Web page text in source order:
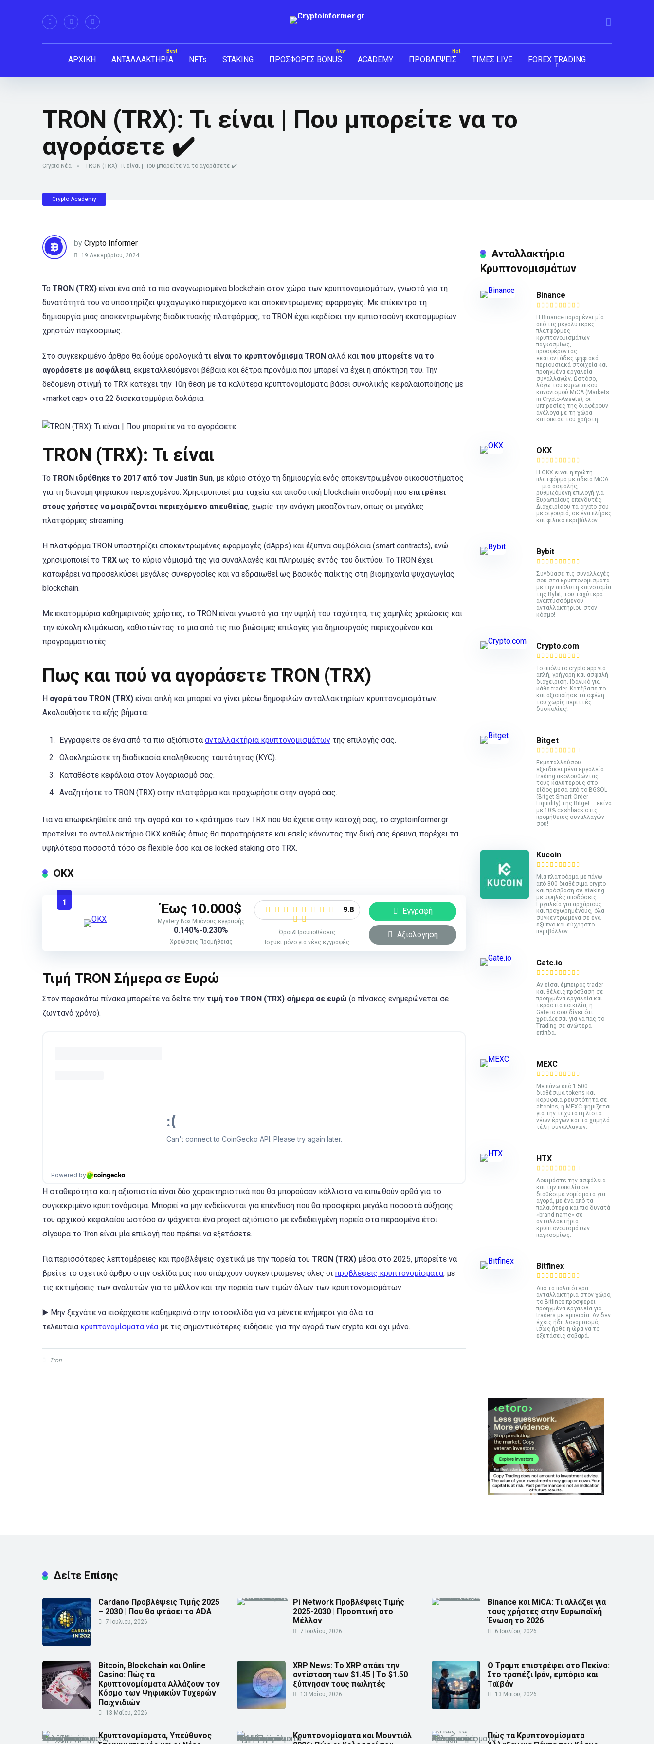
ΑΡΧΙΚΗ ΑΝΤΑΛΛΑΚΤΗΡΙΑ NFTs STAKING ΠΡΟΣΦΟΡΕΣ BONUS ACADEMY ΠΡΟΒΛΕΨΕΙΣ ΤΙΜΕΣ LIVE FOREX TRADING
TRON (TRX): Τι είναι | Που μπορείτε να το
αγοράσετε ✔️
Crypto Νέα » TRON (TRX): Τι είναι | Που μπορείτε να το αγοράσετε ✔️
Crypto Academy
by Crypto Informer
19 Δεκεμβρίου, 2024
Το TRON (TRX) είναι ένα από τα πιο αναγνωρισμένα blockchain στον χώρο των κρυπτονομισμάτων, γνωστό για τη
δυνατότητά του να υποστηρίζει ψυχαγωγικό περιεχόμενο και αποκεντρωμένες εφαρμογές. Με επίκεντρο τη
δημιουργία μιας αποκεντρωμένης διαδικτυακής πλατφόρμας, το TRON έχει κερδίσει την εμπιστοσύνη εκατομμυρίων
χρηστών παγκοσμίως.
Στο συγκεκριμένο άρθρο θα δούμε ορολογικά τι είναι το κρυπτονόμισμα TRON αλλά και που μπορείτε να το
αγοράσετε με ασφάλεια, εκμεταλλευόμενοι βέβαια και έξτρα προνόμια που μπορεί να έχει η απόκτηση του. Την
δεδομένη στιγμή το TRX κατέχει την 10η θέση με τα καλύτερα κρυπτονομίσματα βάσει συνολικής κεφαλαιοποίησης με
«market cap» στα 22 δισεκατομμύρια δολάρια.
TRON (TRX): Τι είναι
Το TRON ιδρύθηκε το 2017 από τον Justin Sun, με κύριο στόχο τη δημιουργία ενός αποκεντρωμένου οικοσυστήματος
για τη διανομή ψηφιακού περιεχομένου. Χρησιμοποιεί μια ταχεία και αποδοτική blockchain υποδομή που επιτρέπει
στους χρήστες να μοιράζονται περιεχόμενο απευθείας, χωρίς την ανάγκη μεσαζόντων, όπως οι μεγάλες
πλατφόρμες streaming.
Η πλατφόρμα TRON υποστηρίζει αποκεντρωμένες εφαρμογές (dApps) και έξυπνα συμβόλαια (smart contracts), ενώ
χρησιμοποιεί το TRX ως το κύριο νόμισμά της για συναλλαγές και πληρωμές εντός του δικτύου. Το TRON έχει
καταφέρει να προσελκύσει μεγάλες συνεργασίες και να εδραιωθεί ως βασικός παίκτης στη βιομηχανία ψυχαγωγίας
blockchain.
Με εκατομμύρια καθημερινούς χρήστες, το TRON είναι γνωστό για την υψηλή του ταχύτητα, τις χαμηλές χρεώσεις και
την εύκολη κλιμάκωση, καθιστώντας το μια από τις πιο βιώσιμες επιλογές για δημιουργούς περιεχομένου και
προγραμματιστές.
Πως και πού να αγοράσετε TRON (TRX)
Η αγορά του TRON (TRX) είναι απλή και μπορεί να γίνει μέσω δημοφιλών ανταλλακτηρίων κρυπτονομισμάτων.
Ακολουθήστε τα εξής βήματα:
Εγγραφείτε σε ένα από τα πιο αξιόπιστα ανταλλακτήρια κρυπτονομισμάτων της επιλογής σας.
Ολοκληρώστε τη διαδικασία επαλήθευσης ταυτότητας (KYC).
Καταθέστε κεφάλαια στον λογαριασμό σας.
Αναζητήστε το TRON (TRX) στην πλατφόρμα και προχωρήστε στην αγορά σας.
Για να επωφεληθείτε από την αγορά και το «κράτημα» των TRX που θα έχετε στην κατοχή σας, το cryptoinformer.gr
προτείνει το ανταλλακτήριο OKX καθώς όπως θα παρατηρήσετε και εσείς κάνοντας την δική σας έρευνα, παρέχει τα
υψηλότερα ποσοστά τόσο σε flexible όσο και σε locked staking στο TRX.
ΟΚΧ
1 Έως 10.000$
Mystery Box Μπόνους εγγραφής
0.140%-0.230%
Χρεώσεις Προμήθειας
9.8
Όροι&Προϋποθέσεις
Ισχύει μόνο για νέες εγγραφές
Εγγραφή
Αξιολόγηση
Τιμή TRON Σήμερα σε Ευρώ
Στον παρακάτω πίνακα μπορείτε να δείτε την τιμή του TRON (TRX) σήμερα σε ευρώ (ο πίνακας ενημερώνεται σε
ζωντανό χρόνο).
Η σταθερότητα και η αξιοπιστία είναι δύο χαρακτηριστικά που θα μπορούσαν κάλλιστα να ειπωθούν ορθά για το
συγκεκριμένο κρυπτονόμσιμα. Μπορεί να μην ενδείκνυται για επένδυση που θα προσφέρει μεγάλα ποσοστά αύξησης
του αρχικού κεφαλαίου ωστόσο αν ψάχνεται ένα project αξιόπιστο με ενδεδειγμένη πορεία στα περασμένα έτσι
σίγουρα το Tron είναι μία επιλογή που πρέπει να εξετάσετε.
Για περισσότερες λεπτομέρειες και προβλέψεις σχετικά με την πορεία του TRON (TRX) μέσα στο 2025, μπορείτε να
βρείτε το σχετικό άρθρο στην σελίδα μας που υπάρχουν συγκεντρωμένες όλες οι προβλέψεις κρυπτονομίσματα, με
τις εκτιμήσεις των αναλυτών για το μέλλον και την πορεία των τιμών όλων των κρυπτονομισμάτων.
▶️ Μην ξεχνάτε να εισέρχεστε καθημερινά στην ιστοσελίδα για να μένετε ενήμεροι για όλα τα
τελευταία κρυπτονομίσματα νέα με τις σημαντικότερες ειδήσεις για την αγορά των crypto και όχι μόνο.
Tron
Ανταλλακτήρια
Κρυπτονομισμάτων
Binance
Η Binance παραμένει μία
από τις μεγαλύτερες
πλατφόρμες
κρυπτονομισμάτων
παγκοσμίως,
προσφέροντας
εκατοντάδες ψηφιακά
περιουσιακά στοιχεία και
προηγμένα εργαλεία
συναλλαγών. Ωστόσο,
λόγω του ευρωπαϊκού
κανονισμού MiCA (Markets
in Crypto-Assets), οι
υπηρεσίες της διαφέρουν
ανάλογα με τη χώρα
κατοικίας του χρήστη.
ΟΚΧ
Η OKX είναι η πρώτη
πλατφόρμα με άδεια MiCA
— μια ασφαλής,
ρυθμιζόμενη επιλογή για
Ευρωπαίους επενδυτές.
Διαχειρίσου τα crypto σου
με σιγουριά, σε ένα πλήρες
και φιλικό περιβάλλον.
Bybit
Συνδύασε τις συναλλαγές
σου στα κρυπτονομίσματα
με την απόλυτη καινοτομία
της Bybit, του ταχύτερα
αναπτυσσόμενου
ανταλλακτηρίου στον
κόσμο!
Crypto.com
Το απόλυτο crypto app για
απλή, γρήγορη και ασφαλή
διαχείριση. Ιδανικό για
κάθε trader. Κατέβασε το
και αξιοποίησε τα οφέλη
του χωρίς περιττές
δυσκολίες!
Bitget
Εκμεταλλεύσου
εξειδικευμένα εργαλεία
trading ακολουθώντας
τους καλύτερους στο
είδος μέσα από το BGSOL
(Bitget Smart Order
Liquidity) της Bitget. Ξεκίνα
με 10% cashback στις
προμήθειες συναλλαγών
σου!
Kucoin
Mια πλατφόρμα με πάνω
από 800 διαθέσιμα crypto
και πρόσβαση σε staking
με υψηλές αποδόσεις.
Εργαλεία για αρχάριους
και προχωρημένους, όλα
συγκεντρωμένα σε ένα
έξυπνο και εύχρηστο
περιβάλλον.
Gate.io
Αν είσαι έμπειρος trader
και θέλεις πρόσβαση σε
προηγμένα εργαλεία και
τεράστια ποικιλία, η
Gate.io σου δίνει ότι
χρειάζεσαι για να πας το
Trading σε ανώτερα
επίπδα.
MEXC
Με πάνω από 1.500
διαθέσιμα tokens και
κορυφαία ρευστότητα σε
altcoins, η MEXC φημίζεται
για την ταχύτατη λίστα
νέων έργων και τα χαμηλά
τέλη συναλλαγών.
HTX
Δοκιμάστε την ασφάλεια
και την ποικιλία σε
διαθέσιμα νομίσματα για
αγορά, με ένα από τα
παλαιότερα και πιο δυνατά
«brand name» σε
ανταλλακτήρια
κρυπτονομισμάτων
παγκοσμίως.
Bitfinex
Από τα παλαιότερα
ανταλλακτήρια στον χώρο,
το Bitfinex προσφέρει
προηγμένα εργαλεία για
traders με εμπειρία. Αν δεν
έχεις ήδη λογαριασμό,
ίσως ήρθε η ώρα να το
εξετάσεις σοβαρά.
Δείτε Επίσης
Cardano Προβλέψεις Τιμής 2025
– 2030 | Που θα φτάσει το ADA
7 Ιουλίου, 2026
Pi Network Προβλέψεις Τιμής
2025-2030 | Προοπτική στο
Μέλλον
7 Ιουλίου, 2026
Binance και MiCA: Τι αλλάζει για
τους χρήστες στην Ευρωπαϊκή
Ένωση το 2026
6 Ιουλίου, 2026
Bitcoin, Blockchain και Online
Casino: Πώς τα
Κρυπτονομίσματα Αλλάζουν τον
Κόσμο των Ψηφιακών Τυχερών
Παιχνιδιών
13 Μαΐου, 2026
XRP News: Το XRP σπάει την
αντίσταση των $1.45 | Τo $1.50
ξύπνησαν τους πωλητές
13 Μαΐου, 2026
Ο Τραμπ επιστρέφει στο Πεκίνο:
Στο τραπέζι Ιράν, εμπόριο και
Ταϊβάν
13 Μαΐου, 2026
Κρυπτονομίσματα, Υπεύθυνος
Κρυπτονομίσματα και Μουντιάλ
Πώς τα Κρυπτονομίσματα